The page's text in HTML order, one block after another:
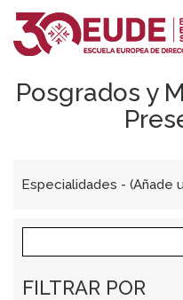
Posgrados y
Especialidades - (Añade
FILTRAR POR